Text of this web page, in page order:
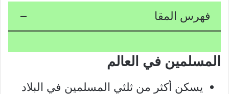
فهرس المقا
المسلمين في العالم
يسكن أكثر من ثلثي المسلمين في البلاد